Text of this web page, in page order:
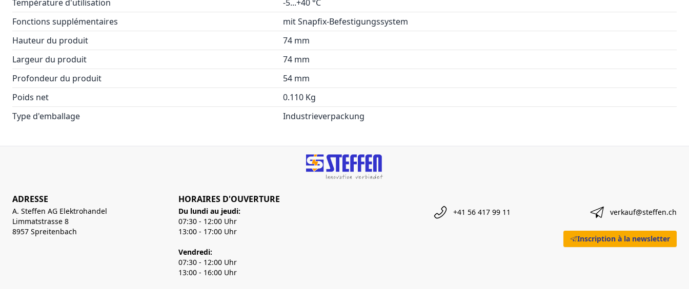
Température d'utilisation
-5...+40 °C
Fonctions supplémentaires
mit Snapfix-Befestigungssystem
Hauteur du produit
74 mm
Largeur du produit
74 mm
Profondeur du produit
54 mm
Poids net
0.110 Kg
Type d'emballage
Industrieverpackung
ADRESSE
A. Steffen AG Elektrohandel
Limmatstrasse 8
8957 Spreitenbach
HORAIRES D'OUVERTURE
Du lundi au jeudi:
07:30 - 12:00 Uhr
13:00 - 17:00 Uhr
Vendredi:
07:30 - 12:00 Uhr
13:00 - 16:00 Uhr
+41 56 417 99 11 verkauf@steffen.ch
Inscription à la newsletter